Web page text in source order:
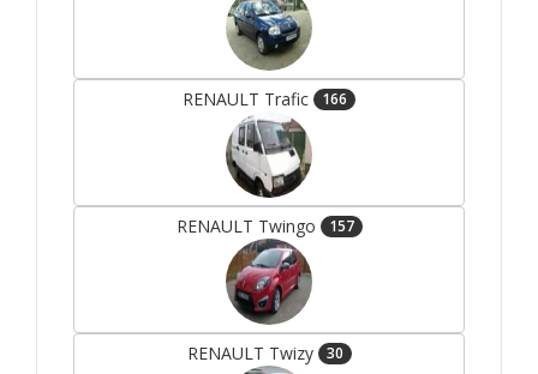
RENAULT Trafic 166
RENAULT Twingo 157
RENAULT Twizy 30